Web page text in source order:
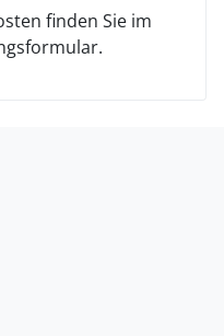
finden Sie im